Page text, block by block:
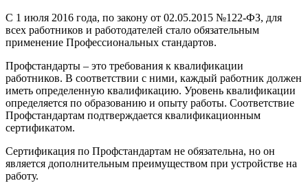
С 1 июля 2016 года, по закону от 02.05.2015 №122-ФЗ, для
всех работников и работодателей стало обязательным
применение Профессиональных стандартов.
Профстандарты – это требования к квалификации
работников. В соответствии с ними, каждый работник должен
иметь определенную квалификацию. Уровень квалификации
определяется по образованию и опыту работы. Соответствие
Профстандартам подтверждается квалификационным
сертификатом.
Сертификация по Профстандартам не обязательна, но он
является дополнительным преимуществом при устройстве на
работу.